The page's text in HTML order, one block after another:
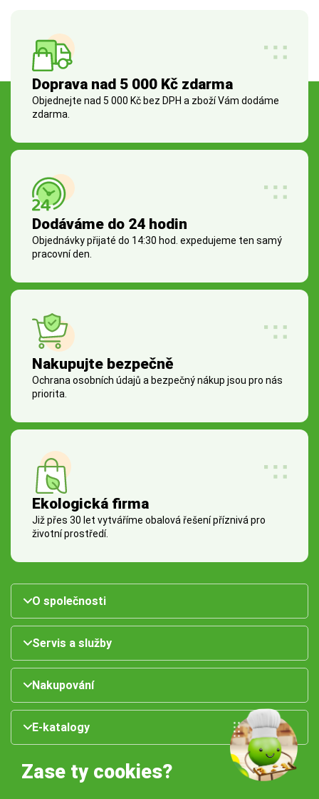
Doprava nad 5 000 Kč zdarma
Objednejte nad 5 000 Kč bez DPH a zboží Vám dodáme
zdarma.
Dodáváme do 24 hodin
Objednávky přijaté do 14:30 hod. expedujeme ten samý
pracovní den.
Nakupujte bezpečně
Ochrana osobních údajů a bezpečný nákup jsou pro nás
priorita.
Ekologická firma
Již přes 30 let vytváříme obalová řešení příznivá pro
životní prostředí.
O společnosti
Servis a služby
Nakupování
E-katalogy
Zase ty cookies?